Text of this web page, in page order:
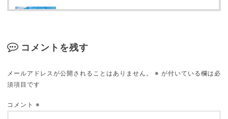
コメントを残す
メールアドレスが公開されることはありません。 ※ が付いている欄は必
須項目です
コメント ※